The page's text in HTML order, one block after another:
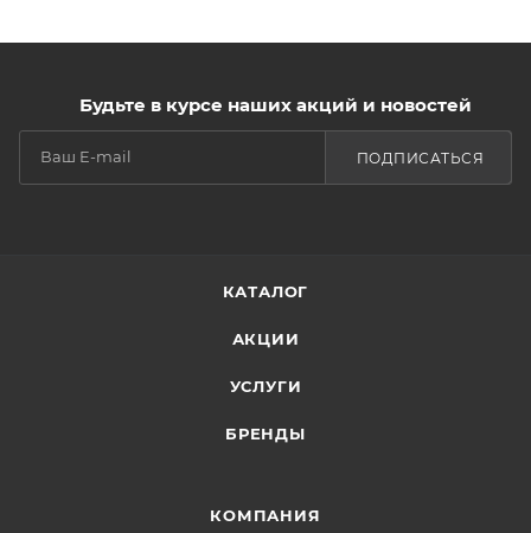
Будьте в курсе наших акций и новостей
ПОДПИСАТЬСЯ
КАТАЛОГ
АКЦИИ
УСЛУГИ
БРЕНДЫ
КОМПАНИЯ